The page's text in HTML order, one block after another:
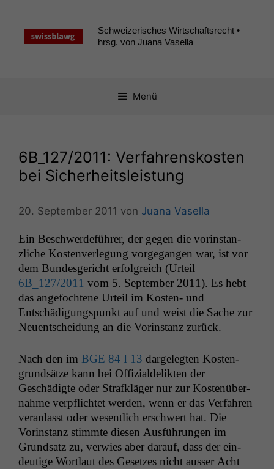
springen
Schweizerisches Wirtschaftsrecht •
hrsg. von Juana Vasella
Menü
6B_127/2011: Verfahrenskosten
bei Sicherheitsleistung
20. September 2011 von Juana Vasella
Ein Beschw­erde­führer, der gegen die vorin­stan­
zliche Kosten­ver­legung vorge­gan­gen war, ist vor
dem Bun­des­gericht erfol­gre­ich (Urteil
6B_127/2011 vom 5. Sep­tem­ber 2011). Es hebt
das ange­focht­ene Urteil im Kosten- und
Entschädi­gungspunkt auf und weist die Sache zur
Neuentschei­dung an die Vorin­stanz zurück.
Nach den im BGE 84 I 13 dargelegten Kosten­
grund­sätze kann bei Offizialde­lik­ten der
Geschädigte oder Strafk­läger nur zur Kostenüber­
nahme verpflichtet wer­den, wenn er das Ver­fahren
ver­an­lasst oder wesentlich erschw­ert hat. Die
Vorin­stanz stimmte diesen Aus­führun­gen im
Grund­satz zu, ver­wies aber darauf, dass der ein­
deutige Wort­laut des Geset­zes nicht auss­er Acht